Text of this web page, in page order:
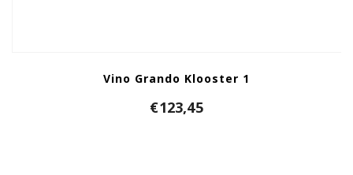
Vino Grando Klooster 1
€123,45